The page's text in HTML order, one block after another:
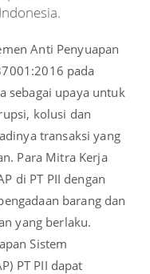
Anti Penyuapan
pada
sebagai upaya untuk
kolusi dan
transaksi yang
Para Mitra Kerja
di PT PII dengan
barang dan
yang berlaku.
Sistem
PT PII dapat